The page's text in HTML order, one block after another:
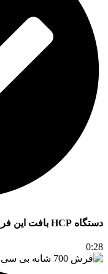
دستگاه HCP بافت این فرش
0:28